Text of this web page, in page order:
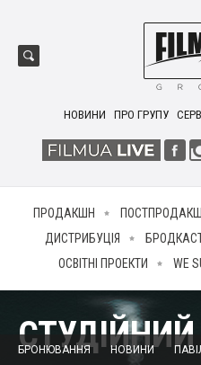
НОВИНИ ПРО ГРУПУ
ПРОДАКШН
ДИСТРИБУЦІЯ
ОСВІТНІ ПРОЕКТИ
WE
БРОНЮВАННЯ НОВИНИ